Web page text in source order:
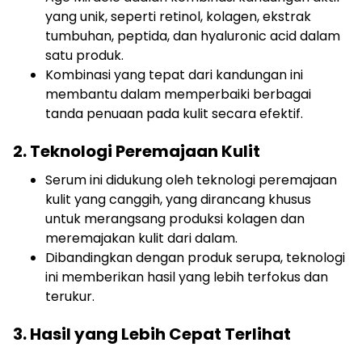
yang unik, seperti retinol, kolagen, ekstrak
tumbuhan, peptida, dan hyaluronic acid dalam
satu produk.
Kombinasi yang tepat dari kandungan ini
membantu dalam memperbaiki berbagai
tanda penuaan pada kulit secara efektif.
2. Teknologi Peremajaan Kulit
Serum ini didukung oleh teknologi peremajaan
kulit yang canggih, yang dirancang khusus
untuk merangsang produksi kolagen dan
meremajakan kulit dari dalam.
Dibandingkan dengan produk serupa, teknologi
ini memberikan hasil yang lebih terfokus dan
terukur.
3. Hasil yang Lebih Cepat Terlihat